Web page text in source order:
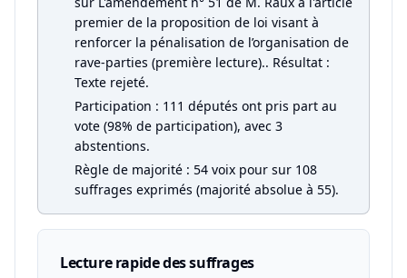
premier de la proposition de loi visant à
renforcer la pénalisation de l’organisation de
rave-parties (première lecture).. Résultat :
Texte rejeté.
Participation : 111 députés ont pris part au
vote (98% de participation), avec 3
abstentions.
Règle de majorité : 54 voix pour sur 108
suffrages exprimés (majorité absolue à 55).
Lecture rapide des suffrages